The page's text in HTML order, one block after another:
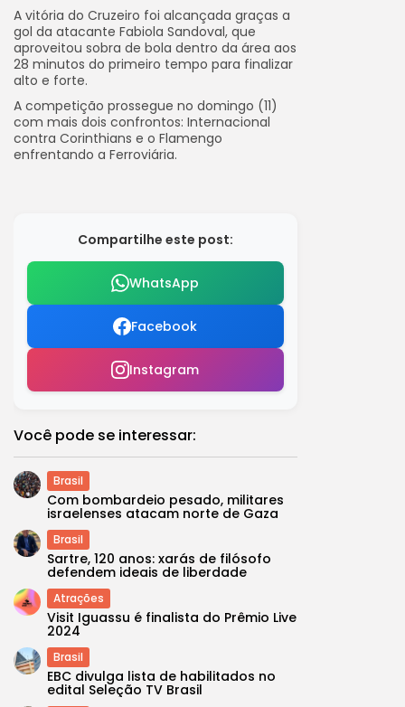
A vitória do Cruzeiro foi alcançada graças a
gol da atacante Fabiola Sandoval, que
aproveitou sobra de bola dentro da área aos
28 minutos do primeiro tempo para finalizar
alto e forte.
A competição prossegue no domingo (11)
com mais dois confrontos: Internacional
contra Corinthians e o Flamengo
enfrentando a Ferroviária.
Compartilhe este post:
WhatsApp
Facebook
Instagram
Você pode se interessar:
Brasil
Com bombardeio pesado, militares
israelenses atacam norte de Gaza
Brasil
Sartre, 120 anos: xarás de filósofo
defendem ideais de liberdade
Atrações
Visit Iguassu é finalista do Prêmio Live
2024
Brasil
EBC divulga lista de habilitados no
edital Seleção TV Brasil